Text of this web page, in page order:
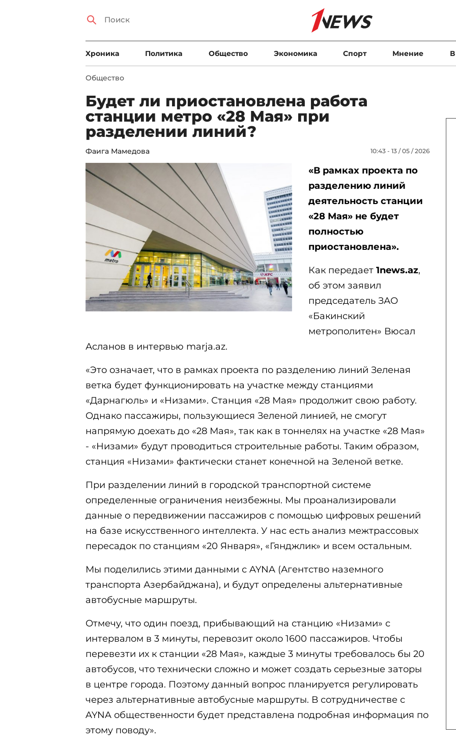
Xроника Политика Общество Экономика Спорт Мнение
Общество
Будет ли приостановлена работа
станции метро «28 Мая» при
разделении линий?
Фаига Мамедова 10:43 - 13 / 05 / 2026
«В рамках проекта по
разделению линий
деятельность станции
«28 Мая» не будет
полностью
приостановлена».
Как передает 1news.az,
об этом заявил
председатель ЗАО
«Бакинский
метрополитен» Вюсал
Асланов в интервью marja.az.
«Это означает, что в рамках проекта по разделению линий Зеленая
ветка будет функционировать на участке между станциями
«Дарнагюль» и «Низами». Станция «28 Мая» продолжит свою работу.
Однако пассажиры, пользующиеся Зеленой линией, не смогут
напрямую доехать до «28 Мая», так как в тоннелях на участке «28 Мая»
- «Низами» будут проводиться строительные работы. Таким образом,
станция «Низами» фактически станет конечной на Зеленой ветке.
При разделении линий в городской транспортной системе
определенные ограничения неизбежны. Мы проанализировали
данные о передвижении пассажиров с помощью цифровых решений
на базе искусственного интеллекта. У нас есть анализ межтрассовых
пересадок по станциям «20 Января», «Гянджлик» и всем остальным.
Мы поделились этими данными с AYNA (Агентство наземного
транспорта Азербайджана), и будут определены альтернативные
автобусные маршруты.
Отмечу, что один поезд, прибывающий на станцию «Низами» с
интервалом в 3 минуты, перевозит около 1600 пассажиров. Чтобы
перевезти их к станции «28 Мая», каждые 3 минуты требовалось бы 20
автобусов, что технически сложно и может создать серьезные заторы
в центре города. Поэтому данный вопрос планируется регулировать
через альтернативные автобусные маршруты. В сотрудничестве с
AYNA общественности будет представлена подробная информация по
этому поводу».